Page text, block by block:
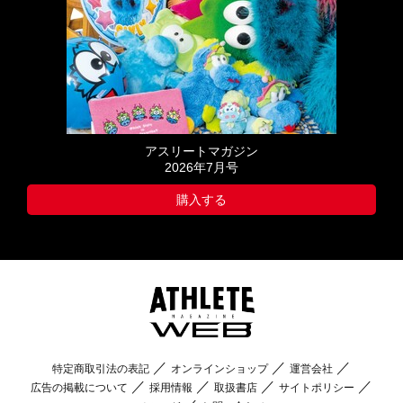
アスリートマガジン
2026年7月号
購入する
特定商取引法の表記 オンラインショップ
運営会社
広告の掲載について
採用情報 取扱書店
サイトポリシー